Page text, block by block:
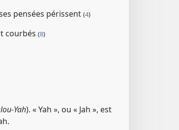
pensées périssent (4)
courbés (8)
Yah). « Yah », ou « Jah », est